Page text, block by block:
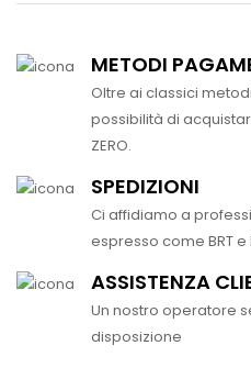
METODI
Oltre ai classici
possibilità di
ZERO.
SPEDIZIONI
Ci affidiamo a
espresso come BRT e
ASSISTENZA
Un nostro operatore
disposizione